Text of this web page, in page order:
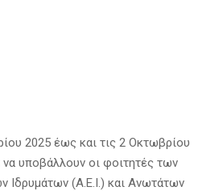
2025 έως και τις 2 Οκτωβρίου
υποβάλλουν οι φοιτητές των
Ιδρυμάτων (Α.Ε.Ι.) και Ανωτάτων